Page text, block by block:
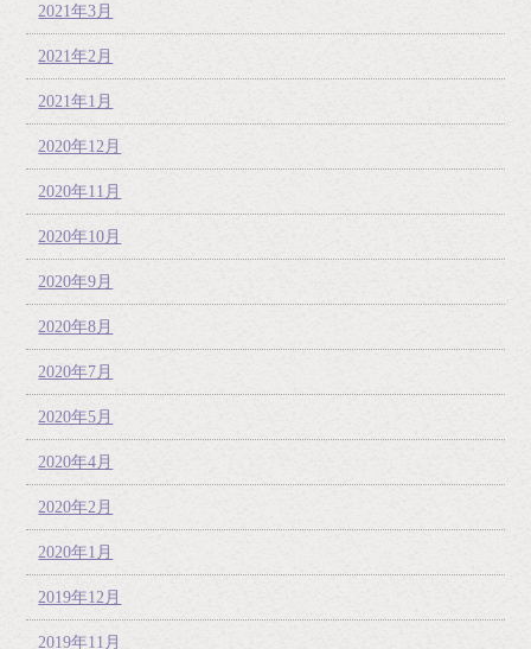
2021年3月
2021年2月
2021年1月
2020年12月
2020年11月
2020年10月
2020年9月
2020年8月
2020年7月
2020年5月
2020年4月
2020年2月
2020年1月
2019年12月
2019年11月